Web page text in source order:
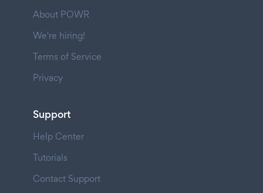
About POWR
We're hiring!
Terms of Service
Privacy
Support
Help Center
Tutorials
Contact Support